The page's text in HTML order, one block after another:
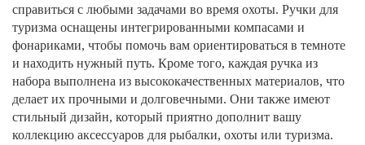
справиться с любыми задачами во время охоты. Ручки для
туризма оснащены интегрированными компасами и
фонариками, чтобы помочь вам ориентироваться в темноте
и находить нужный путь. Кроме того, каждая ручка из
набора выполнена из высококачественных материалов, что
делает их прочными и долговечными. Они также имеют
стильный дизайн, который приятно дополнит вашу
коллекцию аксессуаров для рыбалки, охоты или туризма.